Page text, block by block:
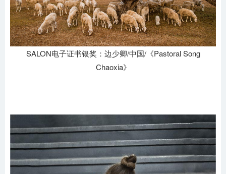
SALON电子证书银奖：边少卿/中国/《Pastoral Song
Chaoxia》